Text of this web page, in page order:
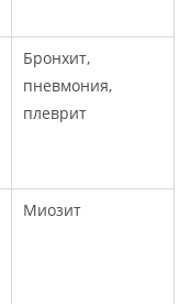
Бронхит,
пневмония,
плеврит
Миозит